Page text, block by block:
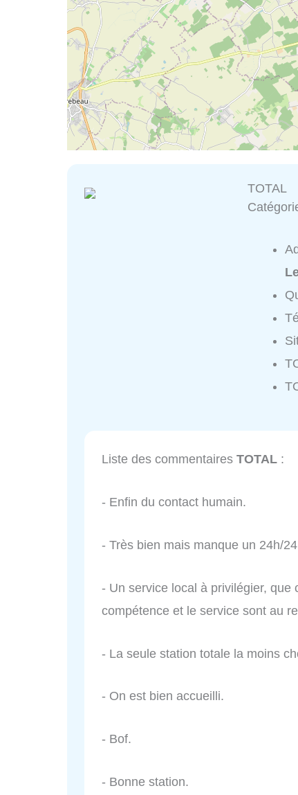
TOTAL
Liste des commentaires TOTAL :
- Enfin du contact humain.
- Très bien mais manque un 24h/
- Un service local à privilégier, que
compétence et le service sont au
- La seule station totale la moins
- On est bien accueilli.
- Bof.
- Bonne station.